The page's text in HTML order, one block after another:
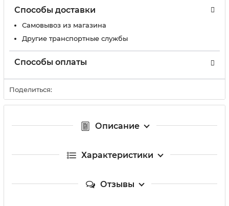
Способы доставки
Самовывоз из магазина
Другие транспортные службы
Способы оплаты
Поделиться:
Описание
Характеристики
Отзывы